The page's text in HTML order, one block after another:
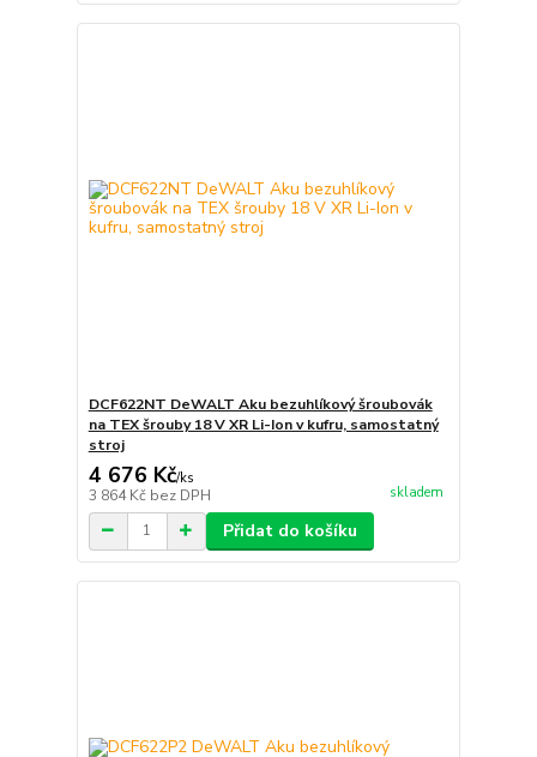
DCF622NT DeWALT Aku bezuhlíkový šroubovák
na TEX šrouby 18 V XR Li-Ion v kufru, samostatný
stroj
4 676 Kč/ks
3 864 Kč bez DPH skladem
Přidat do košíku